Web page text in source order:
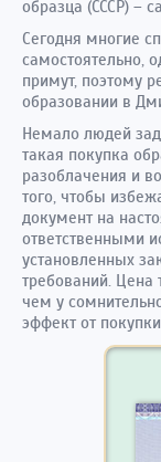
образца (СССР) –
Сегодня многие
самостоятельно,
примут, поэтому
образовании в
Немало людей
такая покупка
разоблачения и
того, чтобы
документ на
ответственными
установленных
требований. Цена
чем у
эффект от